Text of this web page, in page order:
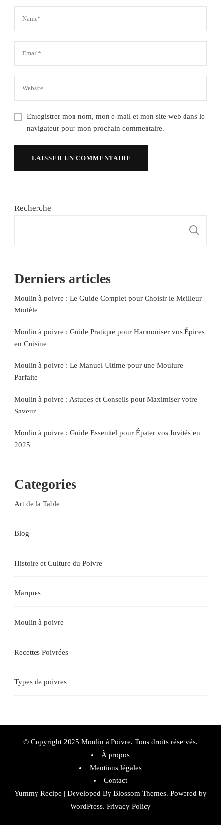
Enregistrer mon nom, mon e-mail et mon site web dans le
navigateur pour mon prochain commentaire.
Recherche
Derniers articles
Moulin à poivre : Le Guide Complet pour Choisir le Meilleur
Modèle
Moulin à poivre : Guide Pratique pour Harmoniser vos Épices
en Cuisine
Moulin à poivre : Le Manuel Ultime pour une Moulure
Parfaite
Moulin à poivre : Astuces et Conseils pour Maximiser votre
Saveur
Moulin à poivre : Guide Essentiel pour Épater vos Invités en
2025
Categories
Art de la Table
Blog
Histoire et Culture du Poivre
Marques
Moulin à poivre
Recettes Poivrées
Types de poivres
© Copyright 2025 Moulin à Poivre. Tous droits réservés.
À propos
Mentions légales
Contact
Yummy Recipe | Developed By Blossom Themes. Powered by
WordPress. Privacy Policy